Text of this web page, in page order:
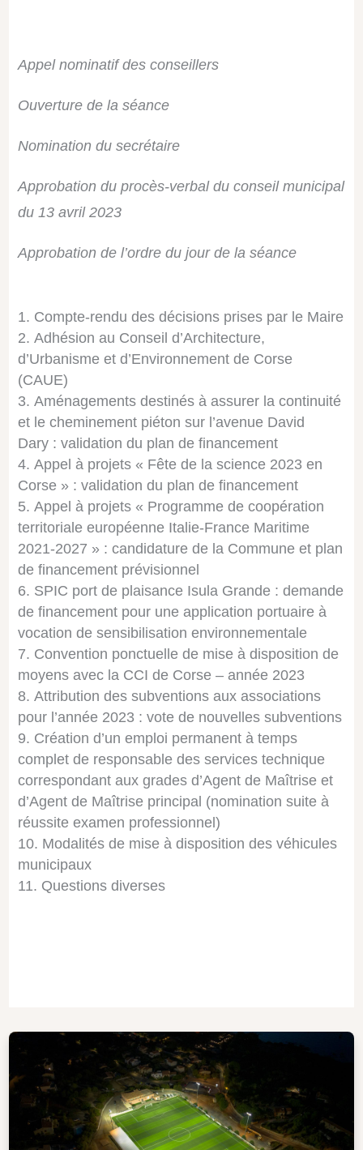
Appel nominatif des conseillers
Ouverture de la séance
Nomination du secrétaire
Approbation du procès-verbal du conseil municipal
du 13 avril 2023
Approbation de l’ordre du jour de la séance
Compte-rendu des décisions prises par le Maire
Adhésion au Conseil d’Architecture,
d’Urbanisme et d’Environnement de Corse
(CAUE)
Aménagements destinés à assurer la continuité
et le cheminement piéton sur l’avenue David
Dary : validation du plan de financement
Appel à projets « Fête de la science 2023 en
Corse » : validation du plan de financement
Appel à projets « Programme de coopération
territoriale européenne Italie-France Maritime
2021-2027 » : candidature de la Commune et plan
de financement prévisionnel
SPIC port de plaisance Isula Grande : demande
de financement pour une application portuaire à
vocation de sensibilisation environnementale
Convention ponctuelle de mise à disposition de
moyens avec la CCI de Corse – année 2023
Attribution des subventions aux associations
pour l’année 2023 : vote de nouvelles subventions
Création d’un emploi permanent à temps
complet de responsable des services technique
correspondant aux grades d’Agent de Maîtrise et
d’Agent de Maîtrise principal (nomination suite à
réussite examen professionnel)
Modalités de mise à disposition des véhicules
municipaux
Questions diverses